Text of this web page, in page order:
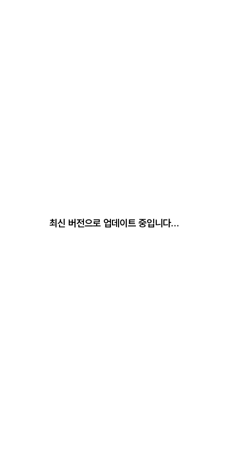
최신 버전으로 업데이트 중입니다…